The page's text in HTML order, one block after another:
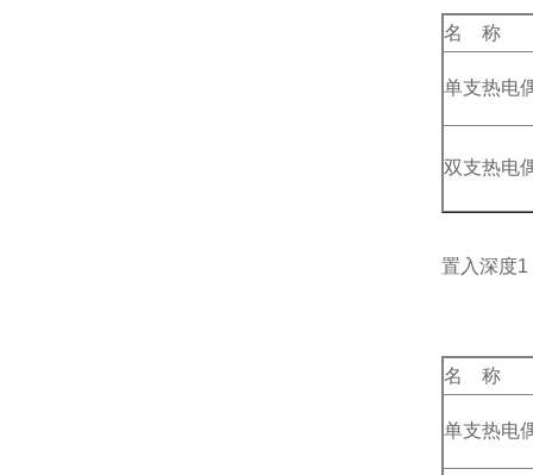
名 称
单支热电
双支热电
置入深度
名 称
单支热电